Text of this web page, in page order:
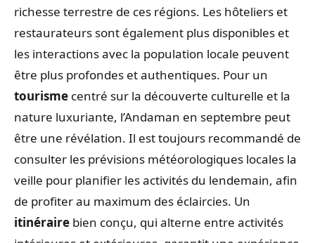
richesse terrestre de ces régions. Les hôteliers et
restaurateurs sont également plus disponibles et
les interactions avec la population locale peuvent
être plus profondes et authentiques. Pour un
tourisme centré sur la découverte culturelle et la
nature luxuriante, l’Andaman en septembre peut
être une révélation. Il est toujours recommandé de
consulter les prévisions météorologiques locales la
veille pour planifier les activités du lendemain, afin
de profiter au maximum des éclaircies. Un
itinéraire bien conçu, qui alterne entre activités